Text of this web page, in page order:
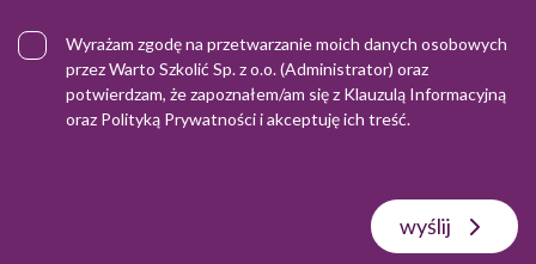
Wyrażam zgodę na przetwarzanie moich danych osobowych
przez Warto Szkolić Sp. z o.o. (Administrator) oraz
potwierdzam, że zapoznałem/am się z Klauzulą Informacyjną
oraz Polityką Prywatnościi akceptuję ich treść.
wyślij